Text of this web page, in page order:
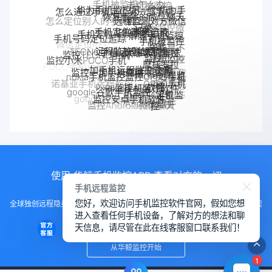
手机被监视怎么办
手机被监控
怎么定位别人的手机位置
怎么通过手机定位另一部手机
华为手机监控另一个华为手
机
恢复删除的微信聊天
记录
远程监测对方微信
聊天记录
远程监控微
信聊天记录
微信定位APP
手机号码定位追踪
手机定位app
手机定位追踪
华鲸手机监控
解除手机监控
监听
手机被监控
如何解除
手机是不
是被监控
了
手机被别人
监控了怎么
解除
POCO手机远程监控
监控小米POCO手机
监控TECNO手机
TECNO手机远程监控
远程监控联想手机
联想手机监控
监控moto
手机
摩托罗拉
moto远程监
控
监控真我
手机软件
真我手机远程
监控别人手机
魅族手机监控
诺基亚手机远程监控
nokia手机监控
监控一加手机微信
一加手机远程监控软件
一加手机监控
监控OPPO手机
软件
OPPO手机
定位
OPPO手机远
程监控
手机窃听
VIVO远程监控软件
VIVO手机监控
google Pixel监控
google谷歌手机监控
Pixel监控APP
Pixel手机监控软件
google手机监
控
Android软件
监控Android微信聊天
监控安卓手机软件
使用 华鲸手机监控APP 查看对方的一切
全球独创远程隐身运行监控手机，不用经过对方同意安装，100%不让对方发现
知道
从华鲸监控开始
1
手机远程监控
您好，欢迎访问手机监控软件官网，假如您想
进入查看任何手机设备，了解对方的想法和聊
天信息，请尽管在此在线客服窗口联系我们！